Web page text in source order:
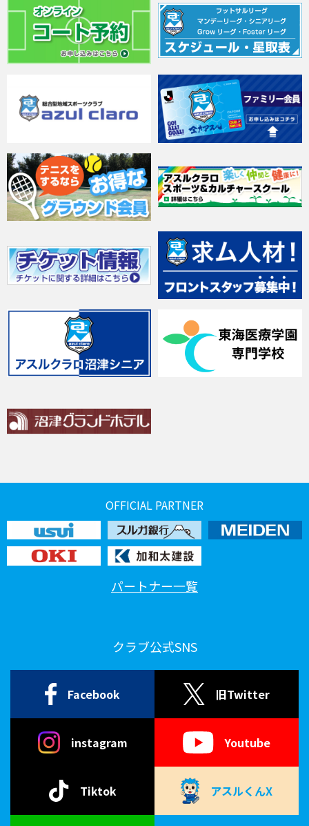
OFFICIAL PARTNER
パートナー一覧
クラブ公式SNS
Facebook 旧Twitter
instagram Youtube
Tiktok アスルくんX